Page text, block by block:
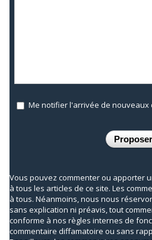
Me notifier l'arrivée de nouveaux
Vous pouvez commenter ou apporter
à tous les articles de ce site. Les
à tous. Néanmoins, nous nous
sans explication ni préavis, tout
conforme à nos règles internes de
commentaire diffamatoire ou sans